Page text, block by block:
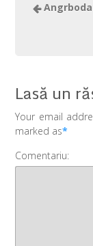
Angrboda
Lasă un
Your email
marked as*
Comentariu: